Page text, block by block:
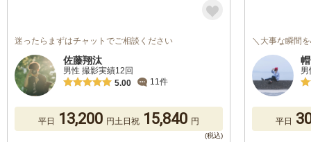
迷ったらまずはチャットでご相談ください
佐藤翔汰
男性 撮影実績12回
5.00
11件
平日 13,200 円土日祝 15,840 円
＼大事な瞬間
男
平日